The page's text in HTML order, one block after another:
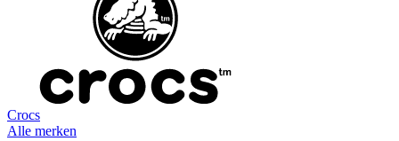
Crocs
Alle merken